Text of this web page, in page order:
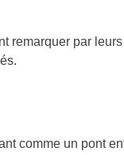
remarquer par
comme un pont